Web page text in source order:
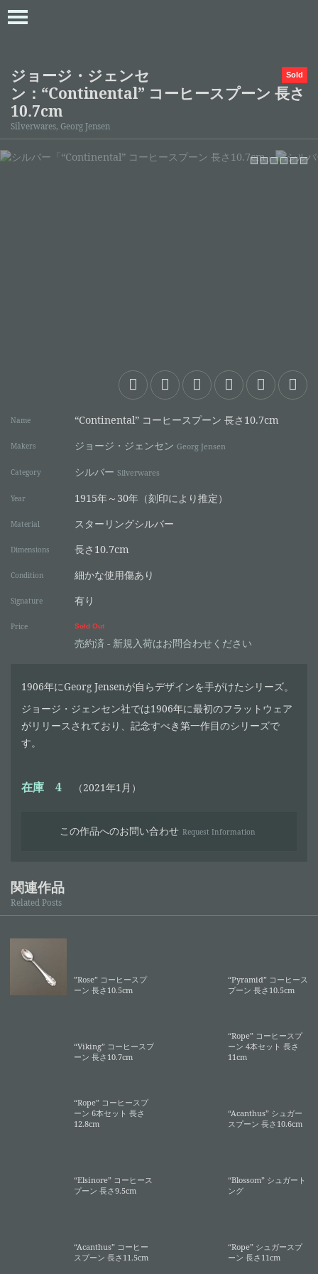
Sold
ジョージ・ジェンセ
ン：“Continental” コーヒースプーン 長さ
10.7cm
Silverwares, Georg Jensen
Name “Continental” コーヒースプーン 長さ10.7cm
Makers ジョージ・ジェンセン Georg Jensen
Category シルバー Silverwares
Year 1915年～30年（刻印により推定）
Material スターリングシルバー
Dimensions 長さ10.7cm
Condition 細かな使用傷あり
Signature 有り
Price Sold Out
売約済 - 新規入荷はお問合わせください
1906年にGeorg Jensenが自らデザインを手がけたシリーズ。
ジョージ・ジェンセン社では1906年に最初のフラットウェア
がリリースされており、記念すべき第一作目のシリーズで
す。
在庫 4 （2021年1月）
この作品へのお問い合わせ Request Information
関連作品
Related Posts
”Rose” コーヒースプ
ーン 長さ10.5cm
“Pyramid” コーヒース
プーン 長さ10.5cm
“Viking” コーヒースプ
ーン 長さ10.7cm
“Rope” コーヒースプ
ーン 4本セット 長さ
11cm
“Rope” コーヒースプ
ーン 6本セット 長さ
12.8cm
“Acanthus” シュガー
スプーン 長さ10.6cm
“Elsinore” コーヒース
プーン 長さ9.5cm
“Blossom” シュガート
ング
“Acanthus” コーヒー
スプーン 長さ11.5cm
“Rope” シュガースプ
ーン 長さ11cm